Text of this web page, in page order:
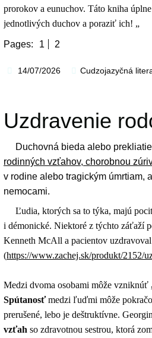
prorokov a eunuchov. Táto kniha
jednotlivých duchov a poraziť ich! „
Pages: 1 2
14/07/2026 Cudzojazyčná
Uzdravenie
Duchovná bieda alebo
rodinných vzťahov, chorobnou
v rodine alebo tragickým úmrtiam,
nemocami.
Ľudia, ktorých sa to týka, majú
i démonické. Niektoré z týchto záťaží
Kenneth McAll a pacientov
(https://www.zachej.sk/produkt/2152/
Medzi dvoma osobami môže vzniknúť
Spútanosťmedzi ľuďmi môže
prerušené, lebo je deštruktívne.
vzťah so zdravotnou sestrou, ktorá